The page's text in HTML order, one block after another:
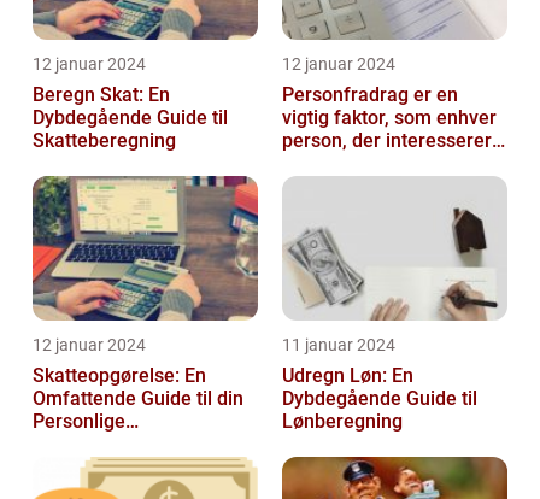
12 januar 2024
Beregn Skat: En
Dybdegående Guide til
Skatteberegning
12 januar 2024
Personfradrag er en
vigtig faktor, som enhver
person, der interesserer
personlig ...
12 januar 2024
Skatteopgørelse: En
Omfattende Guide til din
Personlige
11 januar 2024
Udregn Løn: En
Dybdegående Guide til
Lønberegning